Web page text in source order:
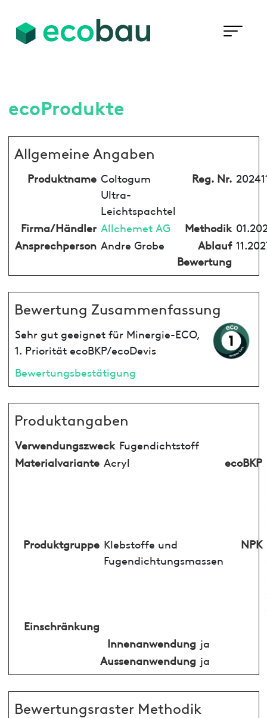
ecoProdukte
Allgemeine Angaben
Produktname Coltogum
Ultra-
Leichtspachtel
Reg. Nr.
Firma/Händler Allchemet AG Methodik
Ansprechperson Andre Grobe
Ablauf
Bewertung
Bewertung Zusammenfassung
Sehr gut geeignet für Minergie-ECO,
1. Priorität ecoBKP/ecoDevis
Bewertungsbestätigung
Produktangaben
Verwendungszweck Fugendichtstoff
Materialvariante Acryl ecoBKP
Produktgruppe Klebstoffe und
Fugendichtungsmassen
NPK
Einschränkung
Innenanwendung ja
Aussenanwendung ja
Bewertungsraster Methodik